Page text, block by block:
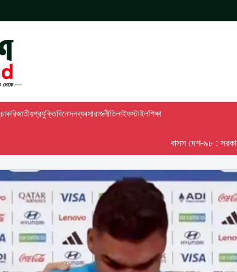
চাকরিজাতীয়প্রযুক্তিবিনোদনব্যবসারাজনীতিলাইফস্টাইলশিক্ষা
বাসস দেশ-৯৮ : সরকারের